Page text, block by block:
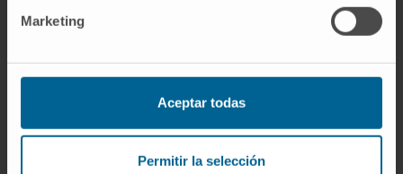
Marketing
Aceptar todas
Permitir la selección